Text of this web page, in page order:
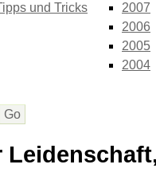
und Tricks
2007
2006
2005
2004